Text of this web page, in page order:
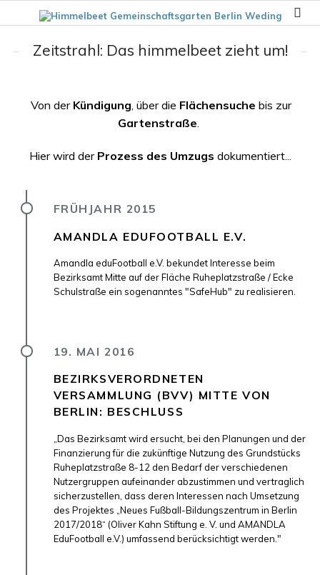
Zeitstrahl: Das himmelbeet zieht um!
Von der Kündigung, über die Flächensuche bis zur
Gartenstraße.
Hier wird der Prozess des Umzugs dokumentiert...
FRÜHJAHR 2015
AMANDLA EDUFOOTBALL E.V.
Amandla eduFootball e.V. bekundet Interesse beim
Bezirksamt Mitte auf der Fläche Ruheplatzstraße / Ecke
Schulstraße ein sogenanntes "SafeHub" zu realisieren.
19. MAI 2016
BEZIRKSVERORDNETEN
VERSAMMLUNG (BVV) MITTE VON
BERLIN: BESCHLUSS
„Das Bezirksamt wird ersucht, bei den Planungen und der
Finanzierung für die zukünftige Nutzung des Grundstücks
Ruheplatzstraße 8-12 den Bedarf der verschiedenen
Nutzergruppen aufeinander abzustimmen und vertraglich
sicherzustellen, dass deren Interessen nach Umsetzung
des Projektes „Neues Fußball-Bildungszentrum in Berlin
2017/2018“ (Oliver Kahn Stiftung e. V. und AMANDLA
EduFootball e.V.) umfassend berücksichtigt werden."